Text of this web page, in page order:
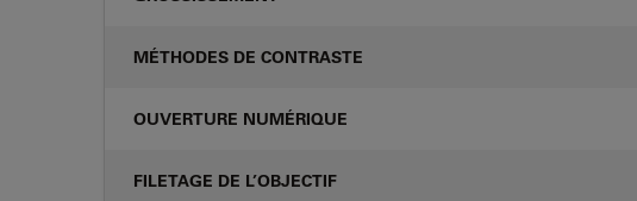
MÉTHODES DE CONTRASTE
OUVERTURE NUMÉRIQUE
FILETAGE DE L’OBJECTIF